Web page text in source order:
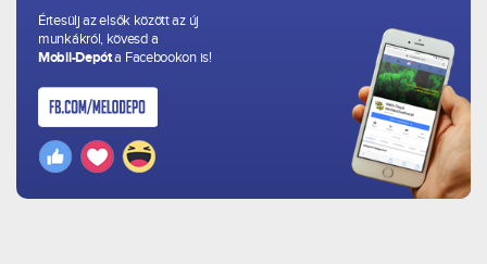
Értesülj az elsők között az új
munkákról, kövesd a
Mobil-Depóta Facebookon is!